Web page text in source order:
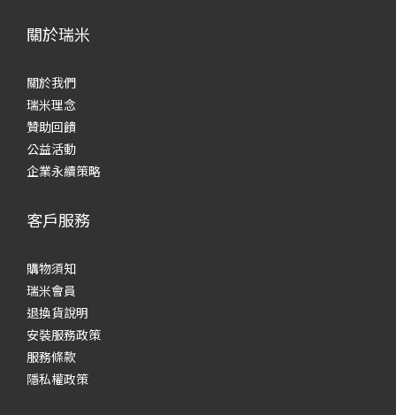
關於瑞米
關於我們
瑞米理念
贊助回饋
公益活動
企業永續策略
客戶服務
購物須知
瑞米會員
退換貨說明
安裝服務政策
服務條款
隱私權政策